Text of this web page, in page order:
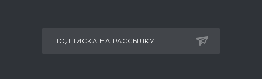
ПОДПИСКА НА РАССЫЛКУ